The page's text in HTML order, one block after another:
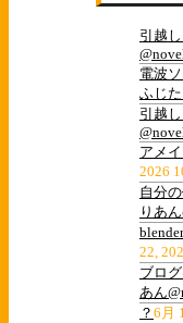
引越
電波
ふじ
引越
アメ
2026
自分
りあ
22,
ブロ
あん
？ 6月